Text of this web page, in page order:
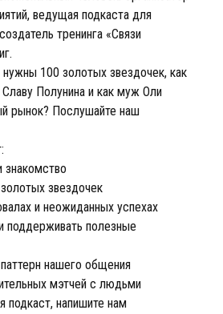
ведущая подкаста для
тренинга «Связи
нужны 100 золотых звездочек, как
Полунина и как муж Оли
рынок? Послушайте наш
знакомство
звездочек
и неожиданных успехах
поддерживать полезные
нашего общения
мэтчей с людьми
подкаст, напишите нам